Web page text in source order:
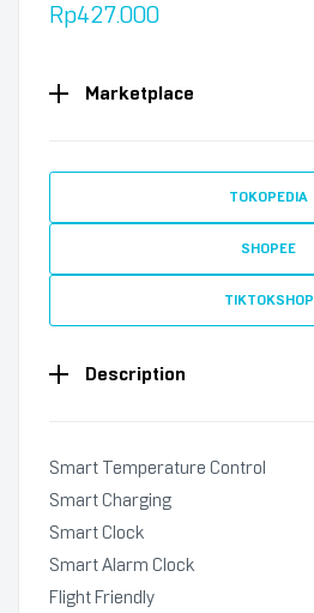
Rp427.000
Marketplace
TOKOPEDIA
SHOPEE
TIKTOKSHOP
Description
Smart Temperature Control
Smart Charging
Smart Clock
Smart Alarm Clock
Flight Friendly